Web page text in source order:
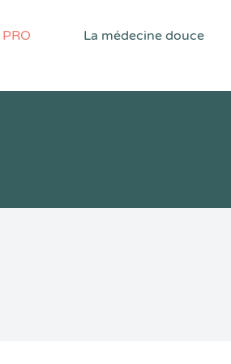
PRO La médecine douce